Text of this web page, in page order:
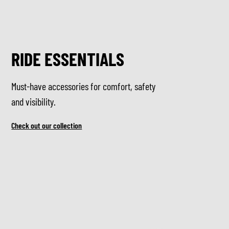
RIDE ESSENTIALS
Must-have accessories for comfort, safety
and visibility.
Check out our collection